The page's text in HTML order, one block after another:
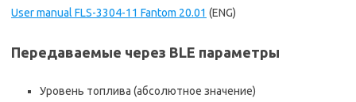
User manual FLS-3304-11 Fantom 20.01 (ENG)
Передаваемые через BLE параметры
Уровень топлива (абсолютное значение)